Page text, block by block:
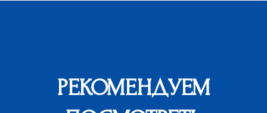
РЕКОМЕНДУЕМ